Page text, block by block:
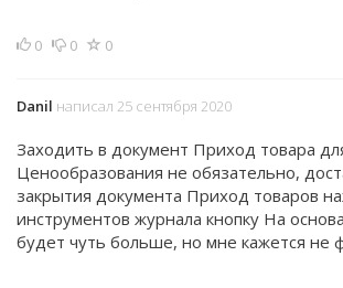
0 0 0
Danil написал 25 сентября 2020
Заходить в документ Приход товара
Ценообразования не обязательно,
закрытия документа Приход товаров
инструментов журнала кнопку На
будет чуть больше, но мне кажется не